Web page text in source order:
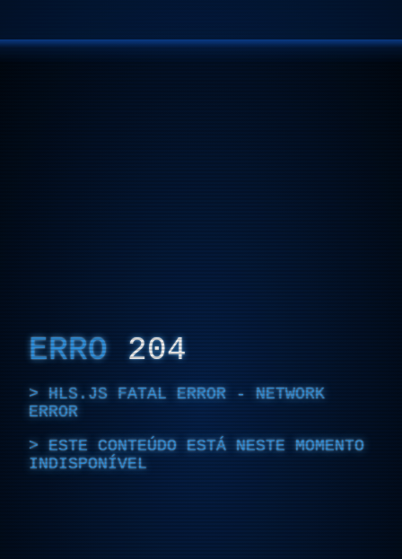
ERRO 204
HLS.JS FATAL ERROR - NETWORK
ERROR
ESTE CONTEÚDO ESTÁ NESTE MOMENTO
INDISPONÍVEL